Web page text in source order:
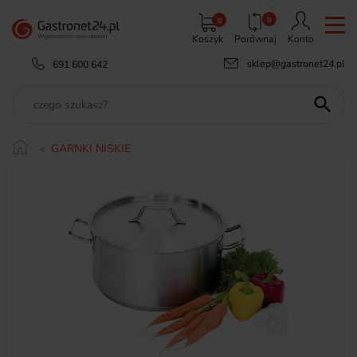
Koszyk
0 0
Porównaj
Konto
691 600 642
sklep@gastronet24.pl

GARNKI NISKIE